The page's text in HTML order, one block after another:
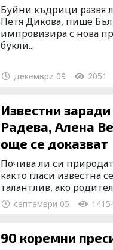
Буйни къдрици развя
Петя Дикова, пише
импровизира с нова
букли...
декември 09 2051
Известни
Радева, Алена
още се доказват
Почива ли си
както гласи известна
талантлив, ако
септември 05
90 коремни